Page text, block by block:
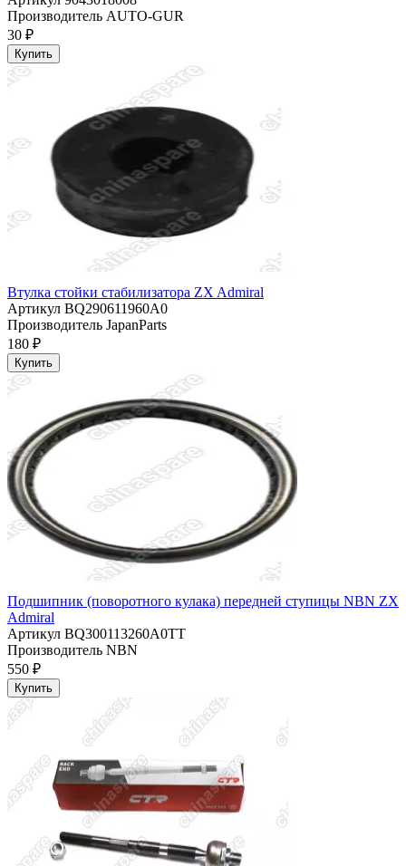
Производитель AUTO-GUR
30 ₽
Купить
Втулка стойки стабилизатора ZX Admiral
Артикул BQ290611960A0
Производитель JapanParts
180 ₽
Купить
Подшипник (поворотного кулака) передней ступицы NBN ZX
Admiral
Артикул BQ300113260A0TT
Производитель NBN
550 ₽
Купить